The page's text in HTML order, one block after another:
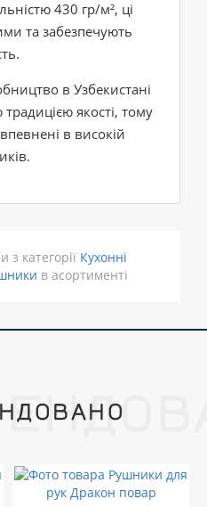
430 гр/м², ці
та забезпечують
в Узбекистані
якості, тому
в високій
з категорії Кухонні
в асортименті